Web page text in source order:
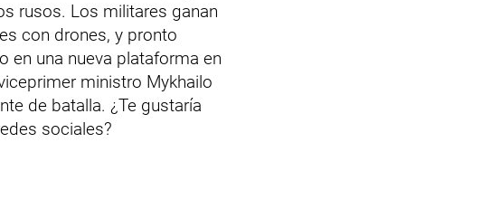
rusos. Los militares ganan
con drones, y pronto
en una nueva plataforma en
ministro Mykhailo
de batalla. ¿Te gustaría
sociales?